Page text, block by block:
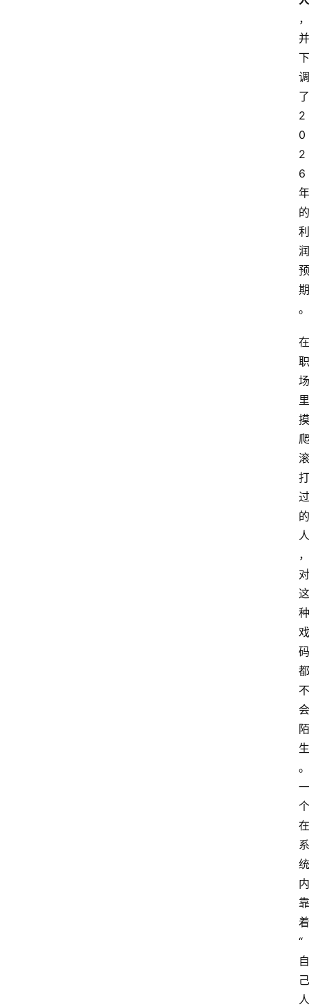
，
并
下
调
了
2
0
2
6
年
的
利
润
预
期
。
在
职
场
里
摸
爬
滚
打
过
的
人
，
对
这
种
戏
码
都
不
会
陌
生
。
一
个
在
系
统
内
靠
着
“
自
己
人